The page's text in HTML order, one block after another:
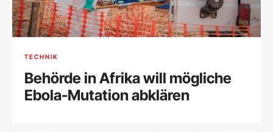
TECHNIK
Behörde in Afrika will mögliche
Ebola-Mutation abklären